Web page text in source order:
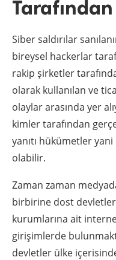
Tarafından
Siber saldırılar
bireysel hackerlar
rakip şirketler
olarak kullanılan ve
olaylar arasında yer
kimler tarafından
yanıtı hükümetler
olabilir.
Zaman zaman
birbirine dost
kurumlarına ait
girişimlerde
devletler ülke